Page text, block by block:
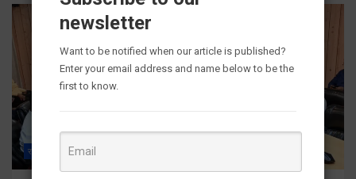
राज्य देहरादून
newsletter
Want to be notified when our article is published?
Enter your email address and name below to be the
first to know.